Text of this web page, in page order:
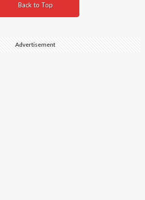
Back to Top
Advertisement